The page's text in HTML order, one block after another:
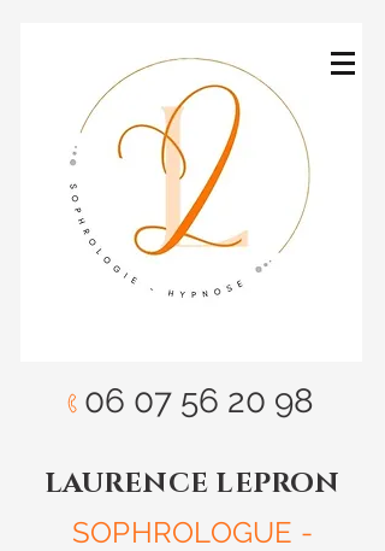
06 07 56 20 98
LAURENCE LEPRON
SOPHROLOGUE -